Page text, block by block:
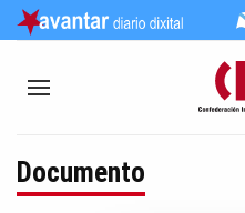
Documento